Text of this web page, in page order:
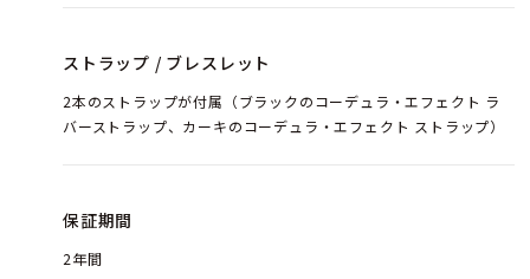
ストラップ / ブレスレット
2本のストラップが付属（ブラックのコーデュラ・エフェクト ラ
バーストラップ、カーキのコーデュラ・エフェクト ストラップ）
保証期間
2年間